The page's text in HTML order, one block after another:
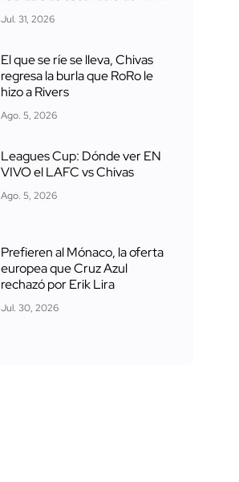
Jul. 31, 2026
El que se ríe se lleva, Chivas
regresa la burla que RoRo le
hizo a Rivers
Ago. 5, 2026
Leagues Cup: Dónde ver EN
VIVO el LAFC vs Chivas
Ago. 5, 2026
Prefieren al Mónaco, la oferta
europea que Cruz Azul
rechazó por Erik Lira
Jul. 30, 2026